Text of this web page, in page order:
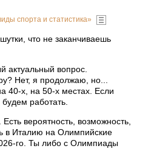
спорта и статистика»
что не заканчиваешь
актуальный вопрос.
Нет, я продолжаю, но...
40-х, на 50-х местах. Если
работать.
вероятность, возможность,
в Италию на Олимпийские
го. Ты либо с Олимпиады